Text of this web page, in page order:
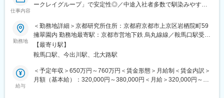
必要となります。
■魅力ポイント：
・他の分野のメンバーとチームで製品開発をしているため、製品
全体をみることができるのが醍醐味です。
・今回の製品は当社で最も売り上げの大きい分野の商品開発であ
製造も海外（フィリピンなど）で語学も活かしていただくことが
可能です。
仕事内容
ークレイグループ」で安定性◎／中途入社者多数で馴染みやすい
有り◆◇
■出向先(ユニバーサルヘルスウェア有限会社)：
医療機器メーカーであるアークレイが展開する検査機器・患者サ
ポートツールを、ソフトウェア面で支える役割を持っており、グ
ループのデジタルサービス提供において非常に重要なポジション
を占めています。
勤務地
＜勤務地詳細＞京都研究所住所：京都府京都市上京区岩栖院町59
擁翠園内 勤務地最寄駅：京都市営地下鉄 烏丸線線／鞍馬口駅受動
喫煙対策：屋内全面禁煙変更の範囲：会社の定める事業所
【最寄り駅】
鞍馬口駅、今出川駅、北大路駅
給与
＜予定年収＞650万円～760万円＜賃金形態＞月給制＜賃金内訳＞
月額（基本給）：320,000円～380,000円＜月給＞320,000円～